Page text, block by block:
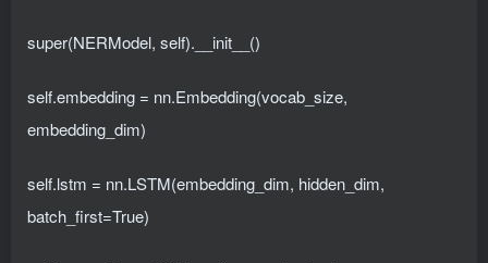
super(NERModel, self).__init__()
self.embedding = nn.Embedding(vocab_size,
embedding_dim)
self.lstm = nn.LSTM(embedding_dim, hidden_dim,
batch_first=True)